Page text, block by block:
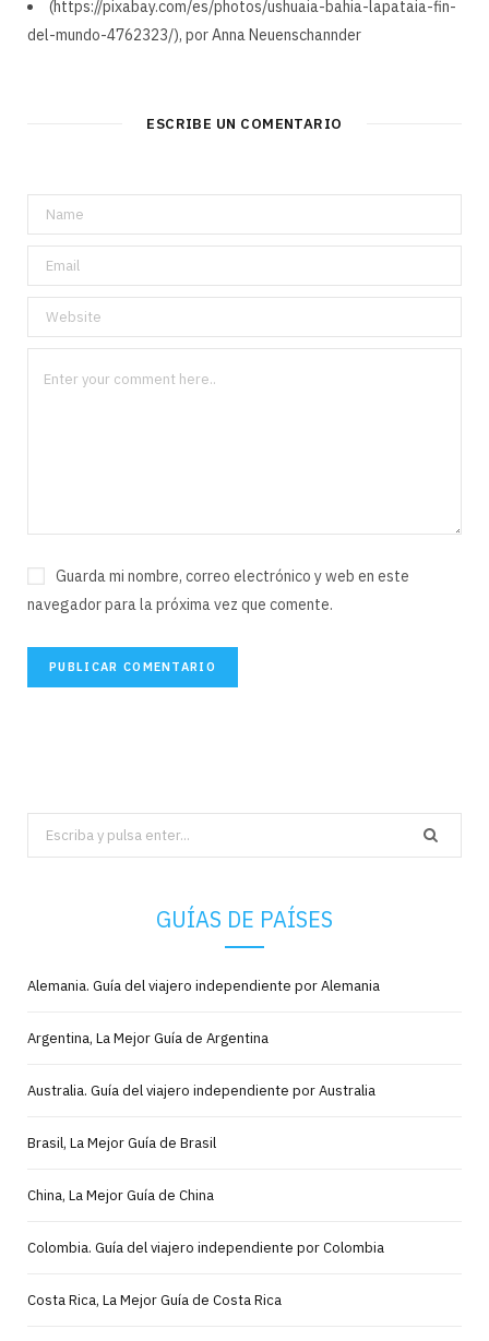
(https://pixabay.com/es/photos/ushuaia-bahia-lapataia-fin-
del-mundo-4762323/), por Anna Neuenschannder
ESCRIBE UN COMENTARIO
Guarda mi nombre, correo electrónico y web en este
navegador para la próxima vez que comente.
Search
for:
GUÍAS DE PAÍSES
Alemania. Guía del viajero independiente por Alemania
Argentina, La Mejor Guía de Argentina
Australia. Guía del viajero independiente por Australia
Brasil, La Mejor Guía de Brasil
China, La Mejor Guía de China
Colombia. Guía del viajero independiente por Colombia
Costa Rica, La Mejor Guía de Costa Rica